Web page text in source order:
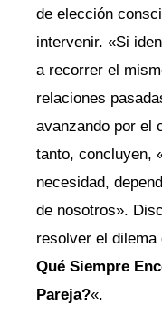
de elección
intervenir. «Si
a recorrer el
relaciones
avanzando por el
tanto, concluyen,
necesidad,
de nosotros».
resolver el dilema
Qué Siempre
Pareja?«.